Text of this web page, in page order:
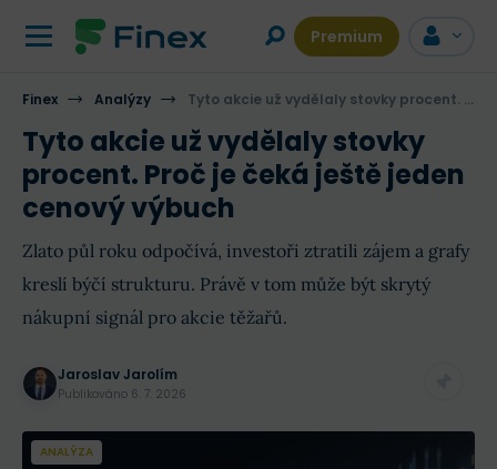
Premium
Finex Analýzy Tyto akcie už vydělaly stovky procent. Proč je čeká ještě jeden cenový výbuch
Tyto akcie už vydělaly stovky
procent. Proč je čeká ještě jeden
cenový výbuch
Zlato půl roku odpočívá, investoři ztratili zájem a grafy
kreslí býčí strukturu. Právě v tom může být skrytý
nákupní signál pro akcie těžařů.
Jaroslav Jarolím
Publikováno 6. 7. 2026
ANALÝZA